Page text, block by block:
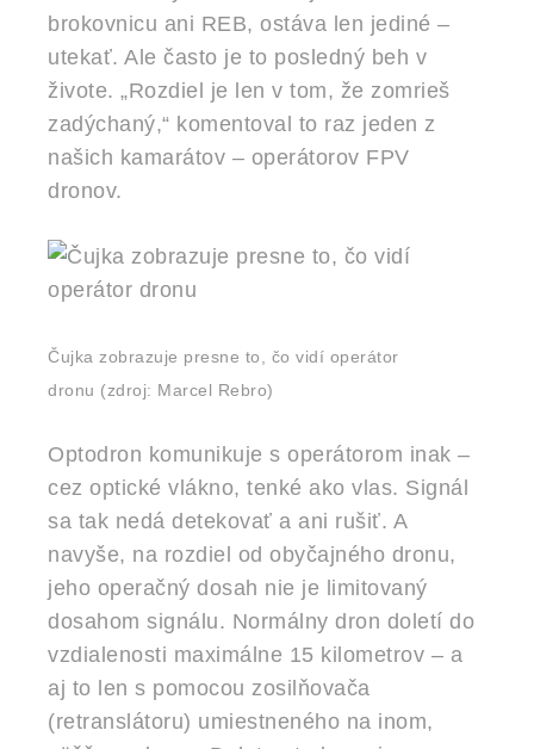
brokovnicu ani REB, ostáva len jediné –
utekať. Ale často je to posledný beh v
živote. „Rozdiel je len v tom, že zomrieš
zadýchaný,“ komentoval to raz jeden z
našich kamarátov – operátorov FPV
dronov.
Čujka zobrazuje presne to, čo vidí operátor
dronu (zdroj: Marcel Rebro)
Optodron komunikuje s operátorom inak –
cez optické vlákno, tenké ako vlas. Signál
sa tak nedá detekovať a ani rušiť. A
navyše, na rozdiel od obyčajného dronu,
jeho operačný dosah nie je limitovaný
dosahom signálu. Normálny dron doletí do
vzdialenosti maximálne 15 kilometrov – a
aj to len s pomocou zosilňovača
(retranslátoru) umiestneného na inom,